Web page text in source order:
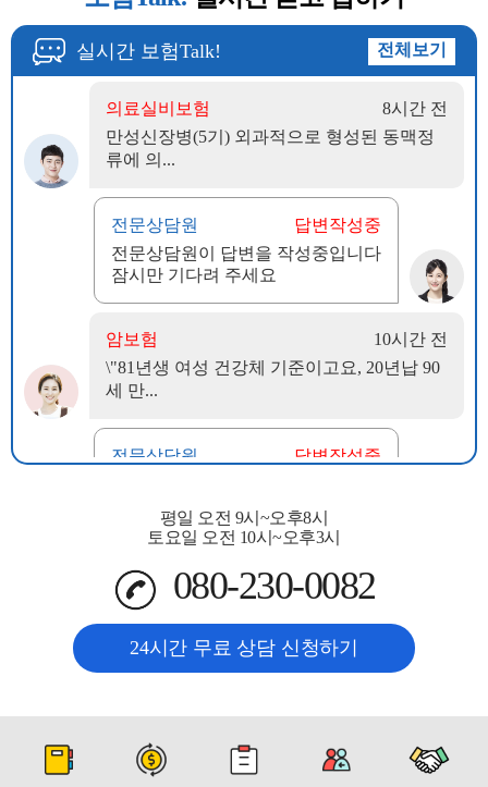
평일 오전 9시~오후8시
토요일 오전 10시~오후3시
080-230-0082
24시간 무료 상담 신청하기